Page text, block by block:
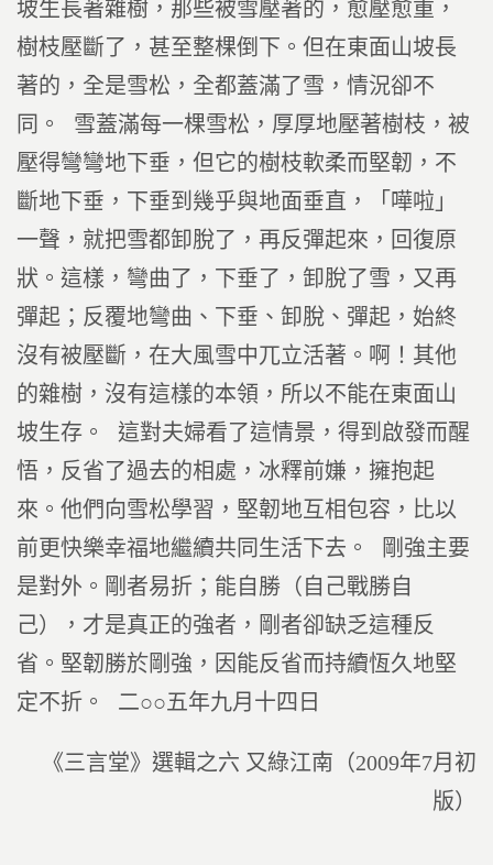
坡生長著雜樹，那些被雪壓著的，愈壓愈重，
樹枝壓斷了，甚至整棵倒下。但在東面山坡長
著的，全是雪松，全都蓋滿了雪，情況卻不
同。 雪蓋滿每一棵雪松，厚厚地壓著樹枝，被
壓得彎彎地下垂，但它的樹枝軟柔而堅韌，不
斷地下垂，下垂到幾乎與地面垂直，「嘩啦」
一聲，就把雪都卸脫了，再反彈起來，回復原
狀。這樣，彎曲了，下垂了，卸脫了雪，又再
彈起；反覆地彎曲、下垂、卸脫、彈起，始終
沒有被壓斷，在大風雪中兀立活著。啊！其他
的雜樹，沒有這樣的本領，所以不能在東面山
坡生存。 這對夫婦看了這情景，得到啟發而醒
悟，反省了過去的相處，冰釋前嫌，擁抱起
來。他們向雪松學習，堅韌地互相包容，比以
前更快樂幸福地繼續共同生活下去。 剛強主要
是對外。剛者易折；能自勝（自己戰勝自
己），才是真正的強者，剛者卻缺乏這種反
省。堅韌勝於剛強，因能反省而持續恆久地堅
定不折。 二○○五年九月十四日
《三言堂》選輯之六 又綠江南（2009年7月初
版）